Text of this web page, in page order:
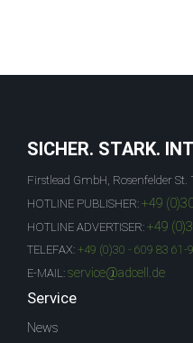
SICHER. STARK.
Firstlead GmbH, Rosenfelder St.
HOTLINE PUBLISHER: +49
HOTLINE ADVERTISER: +49
TELEFAX: +49 (0)30 - 609 83 61-
E-MAIL: service@adcell.de
Service
News